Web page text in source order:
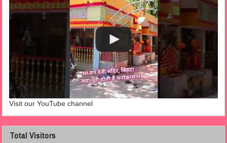
Visit our YouTube channel
Total Visitors